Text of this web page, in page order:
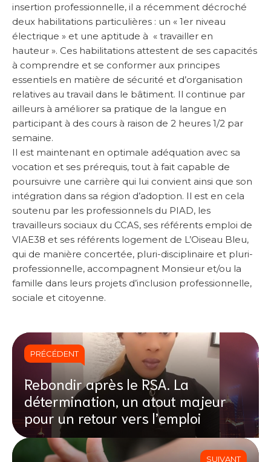
insertion professionnelle, il a récemment décroché
deux habilitations particulières : un « 1er niveau
électrique » et une aptitude à « travailler en
hauteur ». Ces habilitations attestent de ses capacités
à comprendre et se conformer aux principes
essentiels en matière de sécurité et d’organisation
relatives au travail dans le bâtiment. Il continue par
ailleurs à améliorer sa pratique de la langue en
participant à des cours à raison de 2 heures 1/2 par
semaine.
Il est maintenant en optimale adéquation avec sa
vocation et ses prérequis, tout à fait capable de
poursuivre une carrière qui lui convient ainsi que son
intégration dans sa région d’adoption. Il est en cela
soutenu par les professionnels du PIAD, les
travailleurs sociaux du CCAS, ses référents emploi de
VIAE38 et ses référents logement de L’Oiseau Bleu,
qui de manière concertée, pluri-disciplinaire et pluri-
professionnelle, accompagnent Monsieur et/ou la
famille dans leurs projets d’inclusion professionnelle,
sociale et citoyenne.
PRÉCÉDENT
Rebondir après le RSA. La
détermination, un atout majeur
pour un retour vers l’emploi
SUIVANT